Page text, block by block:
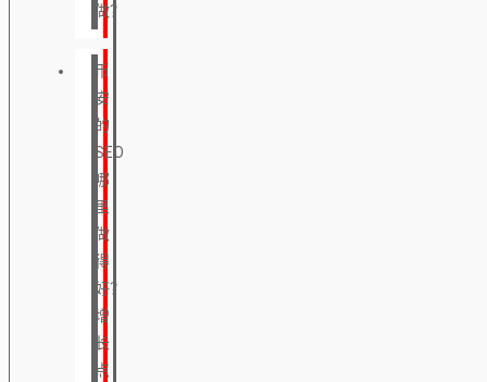
做？
币
安
的
SEO
哪
里
做
得
好？
增
长
点